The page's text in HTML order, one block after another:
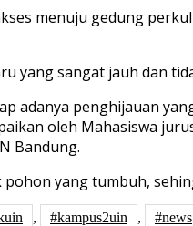
menuju gedung
yang sangat jauh dan
adanya penghijauan
oleh Mahasiswa
Bandung.
pohon yang tumbuh,
, #kampus2uin ,
#news